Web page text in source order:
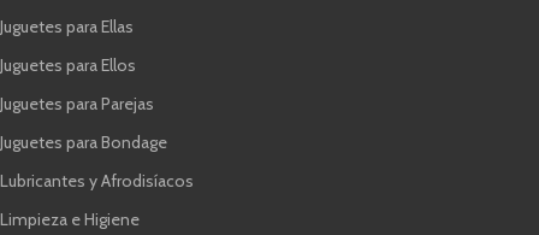
Juguetes para Ellas
Juguetes para Ellos
Juguetes para Parejas
Juguetes para Bondage
Lubricantes y Afrodisíacos
Limpieza e Higiene